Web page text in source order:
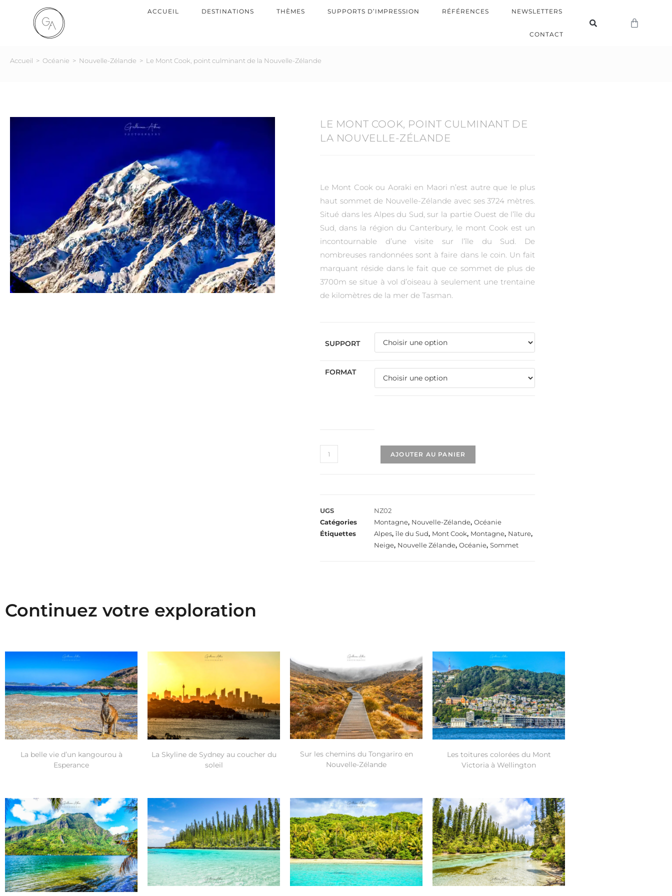
ACCUEIL DESTINATIONS THÈMES SUPPORTS D’IMPRESSION RÉFÉRENCES NEWSLETTERS
CONTACT
Accueil > Océanie > Nouvelle-Zélande > Le Mont Cook, point culminant de la Nouvelle-Zélande
LE MONT COOK, POINT CULMINANT DE
LA NOUVELLE-ZÉLANDE
Le Mont Cook ou Aoraki en Maori n’est autre que le plus
haut sommet de Nouvelle-Zélande avec ses 3724 mètres.
Situé dans les Alpes du Sud, sur la partie Ouest de l’île du
Sud, dans la région du Canterbury, le mont Cook est un
incontournable d’une visite sur l’île du Sud. De
nombreuses randonnées sont à faire dans le coin. Un fait
marquant réside dans le fait que ce sommet de plus de
3700m se situe à vol d’oiseau à seulement une trentaine
de kilomètres de la mer de Tasman.
SUPPORT
FORMAT
AJOUTER AU PANIER
UGS
NZ02
Catégories
Montagne, Nouvelle-Zélande, Océanie
Étiquettes
Alpes, île du Sud, Mont Cook, Montagne, Nature,
Neige, Nouvelle Zélande, Océanie, Sommet
Continuez votre exploration
La belle vie d’un kangourou à
Esperance
La Skyline de Sydney au coucher du
soleil
Sur les chemins du Tongariro en
Nouvelle-Zélande
Les toitures colorées du Mont
Victoria à Wellington